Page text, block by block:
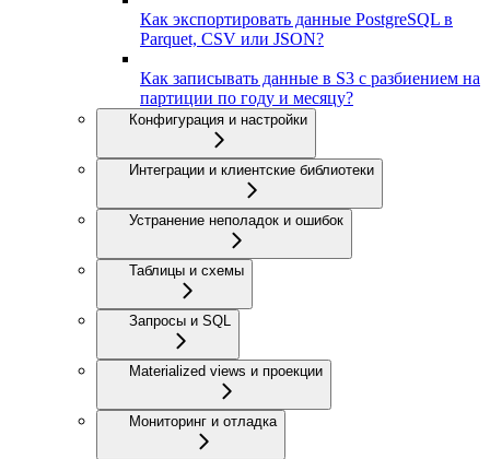
Как экспортировать данные PostgreSQL в
Parquet, CSV или JSON?
Как записывать данные в S3 с разбиением на
партиции по году и месяцу?
Конфигурация и настройки
Интеграции и клиентские библиотеки
Устранение неполадок и ошибок
Таблицы и схемы
Запросы и SQL
Materialized views и проекции
Мониторинг и отладка